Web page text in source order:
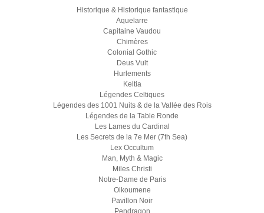
Historique & Historique fantastique
Aquelarre
Capitaine Vaudou
Chimères
Colonial Gothic
Deus Vult
Hurlements
Keltia
Légendes Celtiques
Légendes des 1001 Nuits & de la Vallée des Rois
Légendes de la Table Ronde
Les Lames du Cardinal
Les Secrets de la 7e Mer (7th Sea)
Lex Occultum
Man, Myth & Magic
Miles Christi
Notre-Dame de Paris
Oikoumene
Pavillon Noir
Pendragon